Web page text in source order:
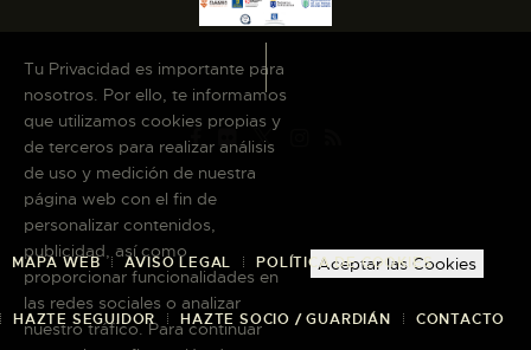
MAPA WEB AVISO LEGAL POLÍTICA DE COOKIES
HAZTE SEGUIDOR HAZTE SOCIO / GUARDIÁN CONTACTO
Tu Privacidad es importante para
nosotros. Por ello, te informamos
que utilizamos cookies propias y
de terceros para realizar análisis
de uso y medición de nuestra
página web con el fin de
personalizar contenidos,
publicidad, así como
proporcionar funcionalidades en
las redes sociales o analizar
nuestro tráfico. Para continuar
Aceptar las Cookies